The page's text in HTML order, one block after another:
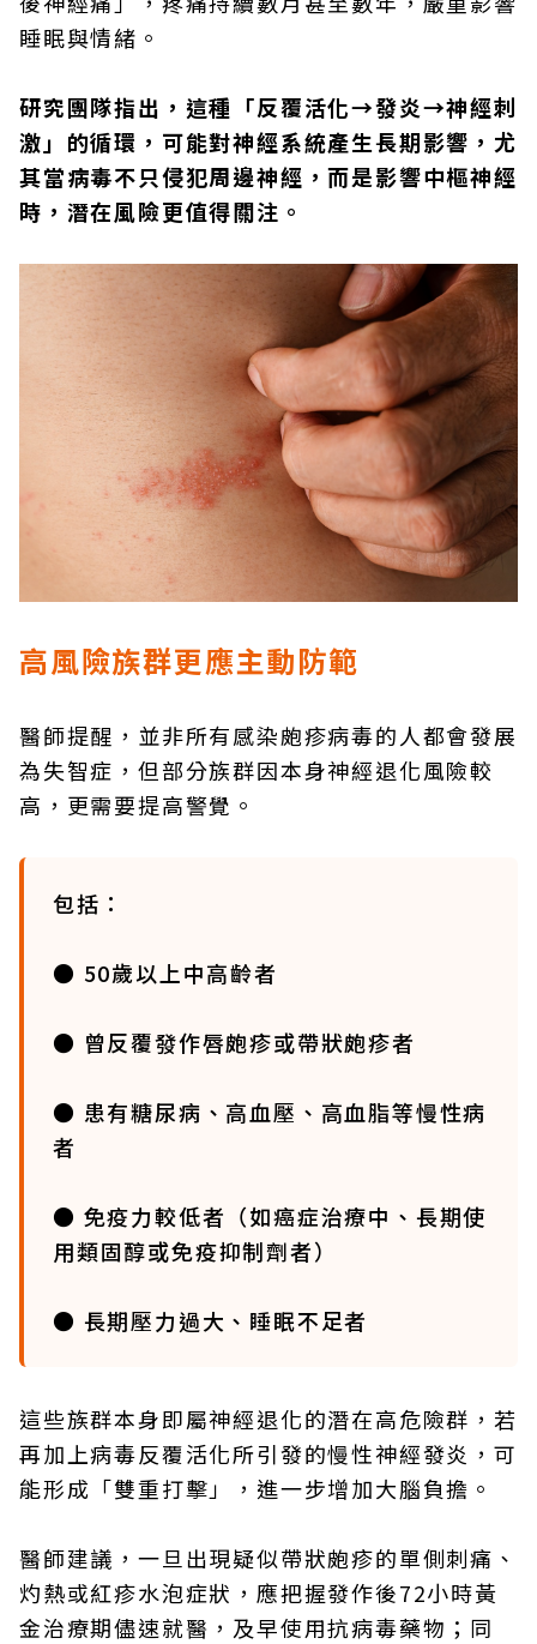
睡眠與情緒。
研究團隊指出，這種「反覆活化→發炎→神經刺
激」的循環，可能對神經系統產生長期影響，尤
其當病毒不只侵犯周邊神經，而是影響中樞神經
時，潛在風險更值得關注。
高風險族群更應主動防範
醫師提醒，並非所有感染皰疹病毒的人都會發展
為失智症，但部分族群因本身神經退化風險較
高，更需要提高警覺。
包括：
● 50歲以上中高齡者
● 曾反覆發作唇皰疹或帶狀皰疹者
● 患有糖尿病、高血壓、高血脂等慢性病
者
● 免疫力較低者（如癌症治療中、長期使
用類固醇或免疫抑制劑者）
● 長期壓力過大、睡眠不足者
這些族群本身即屬神經退化的潛在高危險群，若
再加上病毒反覆活化所引發的慢性神經發炎，可
能形成「雙重打擊」，進一步增加大腦負擔。
醫師建議，一旦出現疑似帶狀皰疹的單側刺痛、
灼熱或紅疹水泡症狀，應把握發作後72小時黃
金治療期儘速就醫，及早使用抗病毒藥物；同